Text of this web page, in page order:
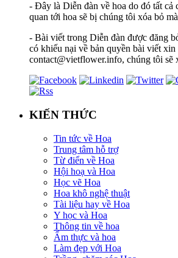
- Đây là Diễn đàn về hoa do đó tất cả
quan tới hoa sẽ bị chúng tôi xóa bỏ
- Bài viết trong Diễn đàn được đăng
có khiếu nại về bản quyền bài viết
contact@vietflower.info, chúng tôi sẽ
KIẾN THỨC
Tin tức về Hoa
Trung tâm hỗ trợ
Từ điển về Hoa
Hội hoạ và Hoa
Học vẽ Hoa
Hoa khô nghệ thuật
Tài liệu hay về Hoa
Y học và Hoa
Thông tin về hoa
Ẩm thực và hoa
Làm đẹp với Hoa